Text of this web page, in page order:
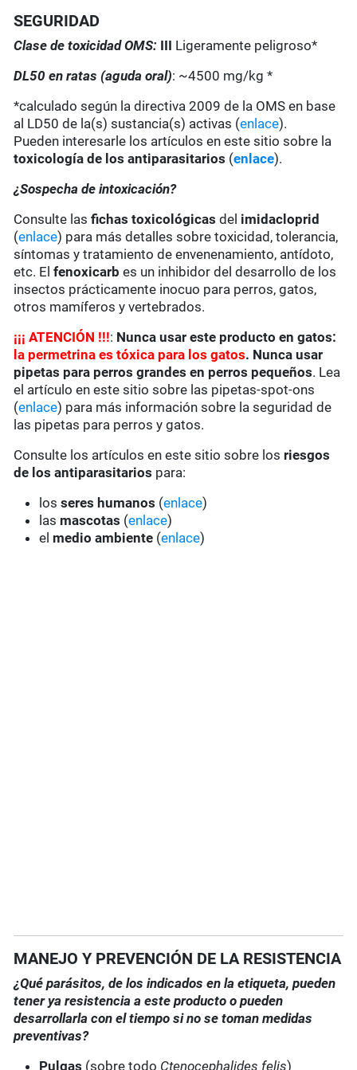
SEGURIDAD
Clase de toxicidad OMS: III Ligeramente peligroso*
DL50 en ratas (aguda oral): ~4500 mg/kg *
*calculado según la directiva 2009 de la OMS en base
al LD50 de la(s) sustancia(s) activas (enlace).
Pueden interesarle los artículos en este sitio sobre la
toxicología de los antiparasitarios (enlace).
¿Sospecha de intoxicación?
Consulte lasfichas toxicológicas del imidacloprid
(enlace) para más detalles sobre toxicidad, tolerancia,
síntomas y tratamiento de envenenamiento, antídoto,
etc. Elfenoxicarb es un inhibidor del desarrollo de los
insectos prácticamente inocuo para perros, gatos,
otros mamíferos y vertebrados.
¡¡¡ATENCIÓN !!!: Nunca usar este producto en gatos:
la permetrina es tóxica para los gatos. Nunca usar
pipetas para perros grandes en perros pequeños. Lea
el artículo en este sitio sobre las pipetas-spot-ons
(enlace) para más información sobre la seguridad de
las pipetas para perros y gatos.
Consulte los artículos en este sitio sobre los riesgos
de los antiparasitarios para:
losseres humanos (enlace)
las mascotas (enlace)
el medio ambiente (enlace)
MANEJO Y PREVENCIÓN DE LA RESISTENCIA
¿Qué parásitos, de los indicados en la etiqueta, pueden
tener ya resistencia a este producto o pueden
desarrollarla con el tiempo si no se toman medidas
preventivas?
Pulgas (sobre todo Ctenocephalides felis)